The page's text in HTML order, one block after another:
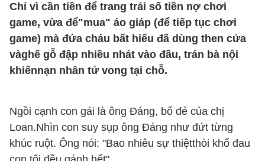
Chỉ vì cần tiền để trang trải số tiền nợ chơi
game, vừa để"mua" áo giáp (để tiếp tục chơi
game) mà đứa cháu bất hiếu đã dùng then cửa
vàghế gỗ đập nhiều nhát vào đầu, trán bà nội
khiếnnạn nhân tử vong tại chỗ.
Ngồi cạnh con gái là ông Đáng, bố đẻ của chị
Loan.Nhìn con suy sụp ông Đáng như đứt từng
khúc ruột. Ông nói: "Bao nhiêu sự thiệtthòi khổ đau